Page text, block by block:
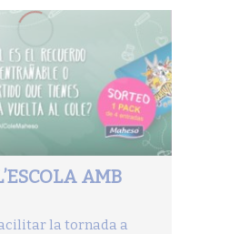
AMB
la tornada a